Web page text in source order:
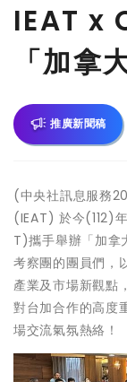
IEAT x
「加拿
推廣新聞稿
(中央社訊息服務
(IEAT) 於今(112)
T)攜手舉辦「加拿
考察團的團員們，
產業及市場新觀點
對台加合作的高度
場交流氣氛熱絡！